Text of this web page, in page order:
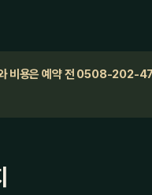
비용은 예약 전 0508-202-